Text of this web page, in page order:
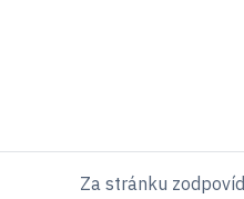
Za stránku